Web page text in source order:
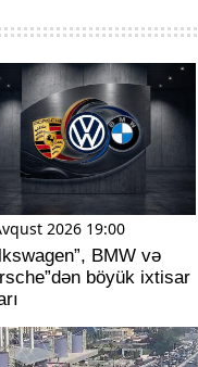
2026 19:00
BMW və
böyük ixtisar